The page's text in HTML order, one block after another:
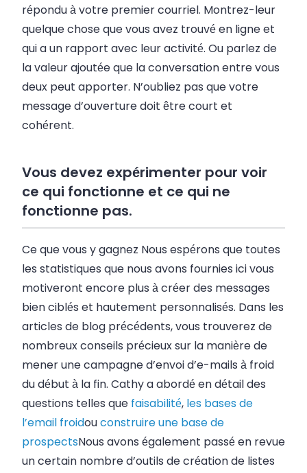
répondu à votre premier courriel. Montrez-leur
quelque chose que vous avez trouvé en ligne et
qui a un rapport avec leur activité. Ou parlez de
la valeur ajoutée que la conversation entre vous
deux peut apporter. N’oubliez pas que votre
message d’ouverture doit être court et
cohérent.
Vous devez expérimenter pour voir
ce qui fonctionne et ce qui ne
fonctionne pas.
Ce que vous y gagnez Nous espérons que toutes
les statistiques que nous avons fournies ici vous
motiveront encore plus à créer des messages
bien ciblés et hautement personnalisés. Dans les
articles de blog précédents, vous trouverez de
nombreux conseils précieux sur la manière de
mener une campagne d’envoi d’e-mails à froid
du début à la fin. Cathy a abordé en détail des
questions telles que faisabilité, les bases de
l’email froidouconstruire une base de
prospectsNous avons également passé en revue
un certain nombre d’outils de création de listes